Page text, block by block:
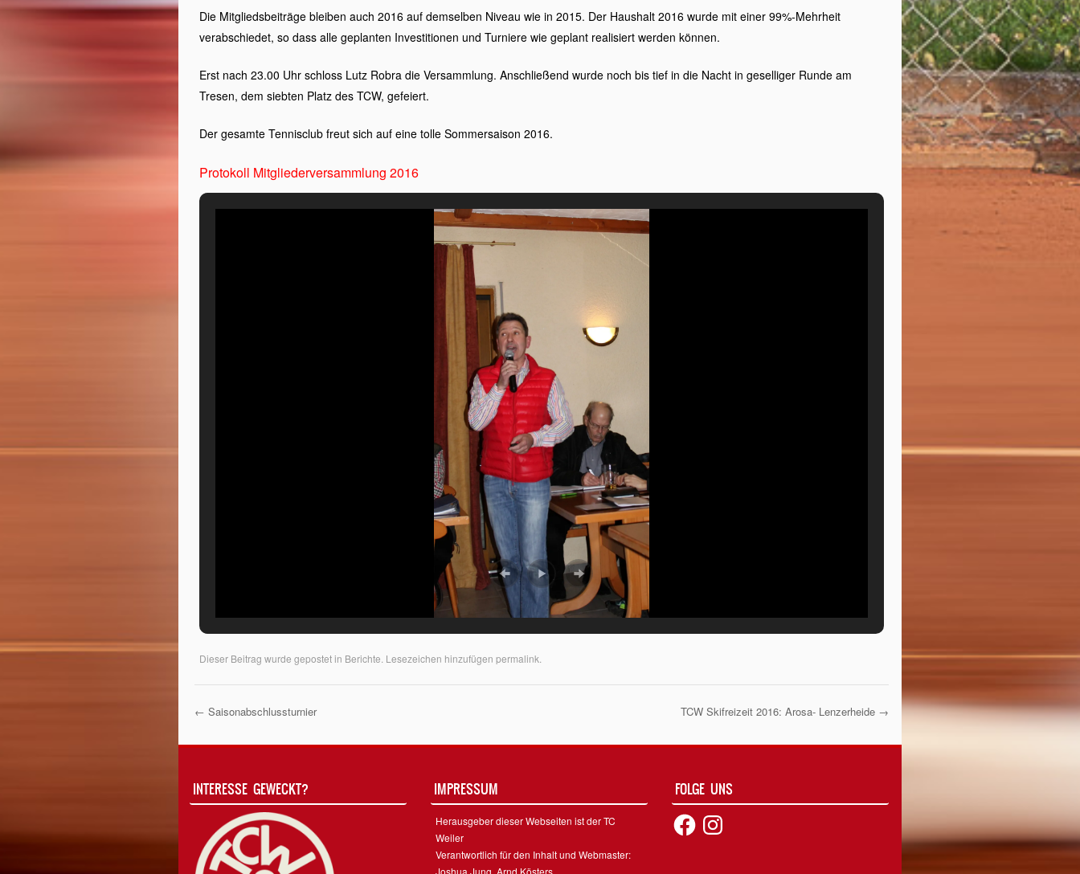
Die Mitgliedsbeiträge bleiben auch 2016 auf demselben Niveau wie in 2015. Der Haushalt 2016 wurde mit einer 99%-Mehrheit
verabschiedet, so dass alle geplanten Investitionen und Turniere wie geplant realisiert werden können.
Erst nach 23.00 Uhr schloss Lutz Robra die Versammlung. Anschließend wurde noch bis tief in die Nacht in geselliger Runde am
Tresen, dem siebten Platz des TCW, gefeiert.
Der gesamte Tennisclub freut sich auf eine tolle Sommersaison 2016.
Protokoll Mitgliederversammlung 2016
Dieser Beitrag wurde gepostet in Berichte . Lesezeichen hinzufügen permalink
Post Navigation
← Saisonabschlussturnier TCW Skifreizeit 2016: Arosa- Lenzerheide →
INTERESSE GEWECKT? IMPRESSUM
Herausgeber dieser Webseiten ist der TC
Weiler
Verantwortlich für den Inhalt und Webmaster:
FOLGE UNS
FacebookInstagram